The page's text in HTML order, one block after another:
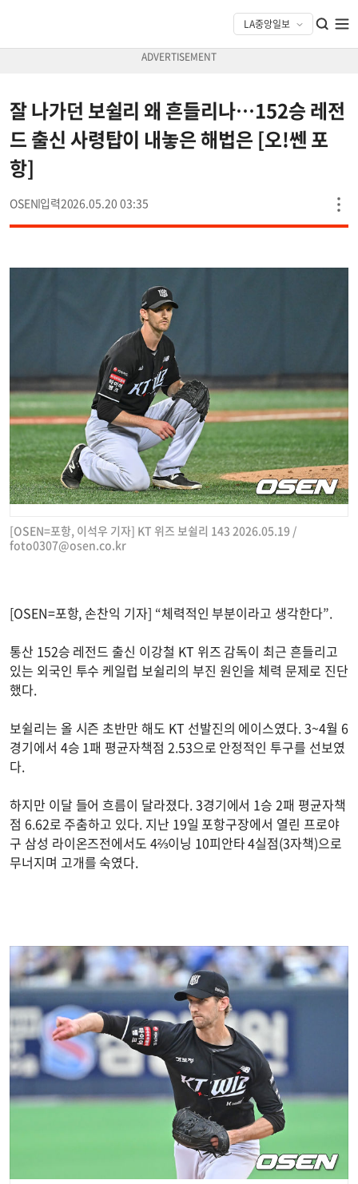
잘 나가던 보쉴리 왜 흔들리나…152승 레전
드 출신 사령탑이 내놓은 해법은 [오!쎈 포
항]
OSEN 2026.05.20 03:35
[OSEN=포항, 이석우 기자] KT 위즈 보쉴리 143 2026.05.19 /
foto0307@osen.co.kr
[OSEN=포항, 손찬익 기자] “체력적인 부분이라고 생각한다”.
통산 152승 레전드 출신 이강철 KT 위즈 감독이 최근 흔들리고
있는 외국인 투수 케일럽 보쉴리의 부진 원인을 체력 문제로 진단
했다.
보쉴리는 올 시즌 초반만 해도 KT 선발진의 에이스였다. 3~4월 6
경기에서 4승 1패 평균자책점 2.53으로 안정적인 투구를 선보였
다.
하지만 이달 들어 흐름이 달라졌다. 3경기에서 1승 2패 평균자책
점 6.62로 주춤하고 있다. 지난 19일 포항구장에서 열린 프로야
구 삼성 라이온즈전에서도 4⅔이닝 10피안타 4실점(3자책)으로
무너지며 고개를 숙였다.